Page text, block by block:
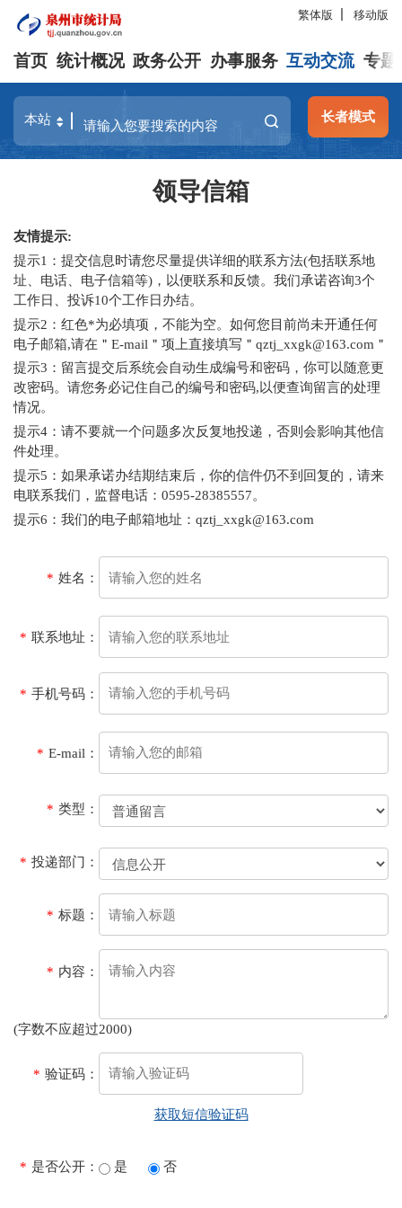
繁体版 移动版
首页 统计概况 政务公开 办事服务 互动交流 专题
长者模式
领导信箱
友情提示:
提示1：提交信息时请您尽量提供详细的联系方法(包括联系地
址、电话、电子信箱等)，以便联系和反馈。我们承诺咨询3个
工作日、投诉10个工作日办结。
提示2：红色*为必填项，不能为空。如何您目前尚未开通任何
电子邮箱,请在＂E-mail＂项上直接填写＂qztj_xxgk@163.com＂
提示3：留言提交后系统会自动生成编号和密码，你可以随意更
改密码。请您务必记住自己的编号和密码,以便查询留言的处理
情况。
提示4：请不要就一个问题多次反复地投递，否则会影响其他信
件处理。
提示5：如果承诺办结期结束后，你的信件仍不到回复的，请来
电联系我们，监督电话：0595-28385557。
提示6：我们的电子邮箱地址：qztj_xxgk@163.com
* 姓名：
* 联系地址：
* 手机号码：
* E-mail：
* 类型：
* 投递部门：
* 标题：
* 内容：
(字数不应超过2000)
* 验证码：
获取短信验证码
* 是否公开： 是 否